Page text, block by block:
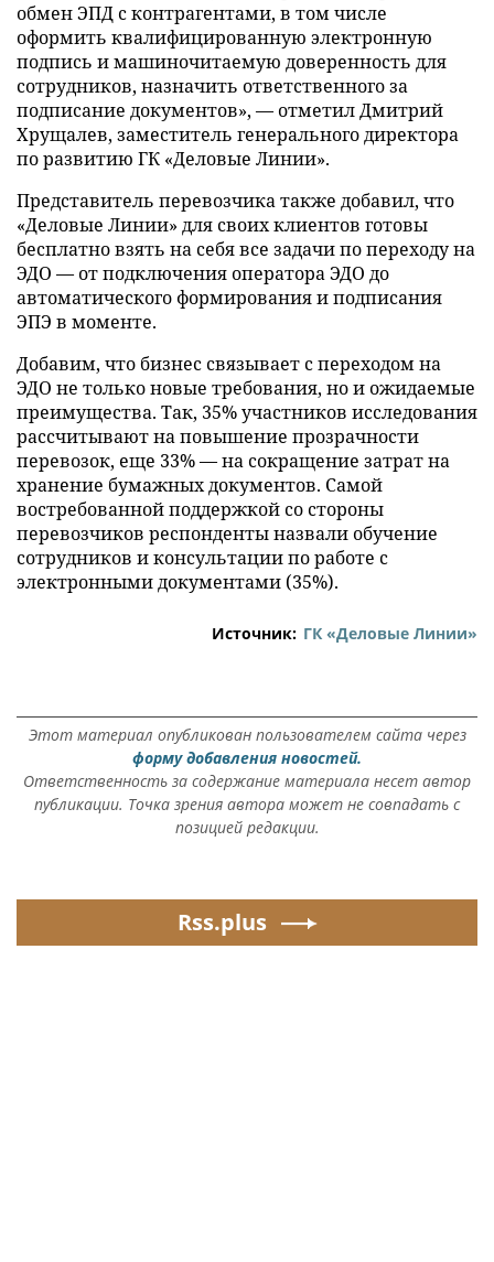
обмен ЭПД с контрагентами, в том числе
оформить квалифицированную электронную
подпись и машиночитаемую доверенность для
сотрудников, назначить ответственного за
подписание документов», — отметил Дмитрий
Хрущалев, заместитель генерального директора
по развитию ГК «Деловые Линии».
Представитель перевозчика также добавил, что
«Деловые Линии» для своих клиентов готовы
бесплатно взять на себя все задачи по переходу на
ЭДО — от подключения оператора ЭДО до
автоматического формирования и подписания
ЭПЭ в моменте.
Добавим, что бизнес связывает с переходом на
ЭДО не только новые требования, но и ожидаемые
преимущества. Так, 35% участников исследования
рассчитывают на повышение прозрачности
перевозок, еще 33% — на сокращение затрат на
хранение бумажных документов. Самой
востребованной поддержкой со стороны
перевозчиков респонденты назвали обучение
сотрудников и консультации по работе с
электронными документами (35%).
Источник: ГК «Деловые Линии»
Этот материал опубликован пользователем сайта через
форму добавления новостей.
Ответственность за содержание материала несет автор
публикации. Точка зрения автора может не совпадать с
позицией редакции.
Rss.plus